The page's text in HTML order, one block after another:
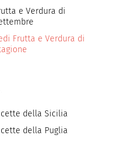
e Verdura di
Frutta e Verdura di
della Sicilia
della Puglia